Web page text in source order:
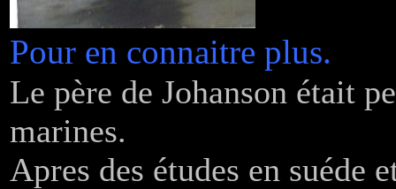
Pour en connaitre plus.
Le père de Johanson était
marines.
Apres des études en suéde